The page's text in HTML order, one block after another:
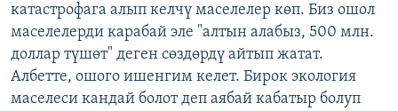
катастрофага алып келчү маселелер көп. Биз ошол
маселелерди карабай эле "алтын алабыз, 500 млн.
доллар түшөт" деген сөздөрдү айтып жатат.
Албетте, ошого ишенгим келет. Бирок экология
маселеси кандай болот деп аябай кабатыр болуп